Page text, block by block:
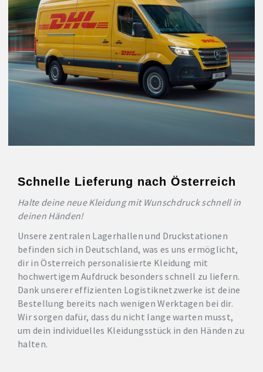
Schnelle Lieferung nach Österreich
Halte deine neue Kleidung mit Wunschdruck schnell in
deinen Händen!
Unsere zentralen Lagerhallen und Druckstationen
befinden sich in Deutschland, was es uns ermöglicht,
dir in Österreich personalisierte Kleidung mit
hochwertigem Aufdruck besonders schnell zu liefern.
Dank unserer effizienten Logistiknetzwerke ist deine
Bestellung bereits nach wenigen Werktagen bei dir.
Wir sorgen dafür, dass du nicht lange warten musst,
um dein individuelles Kleidungsstück in den Händen zu
halten.